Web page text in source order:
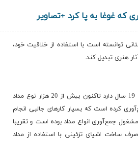
که غوغا به پا کرد +تصاویر
توانسته است با استفاده از خلاقیت خود،
هنری تبدیل کند.
این نوجوان پاکستانی که 19 سال دارد تاکنون بیش از 20 هزار نوع مداد
کرده است که بسیار کارهای جالبی انجام
از 10 سالگی مشغول جمع‌آوری انواع مداد بوده است و تقریبا
ساخت اشیای تزئینی با استفاده از مداد